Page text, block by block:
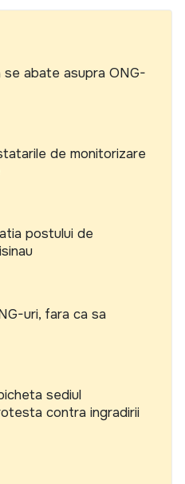
abate asupra ONG-
de monitorizare
postului de
uri, fara ca sa
sediul
contra ingradirii